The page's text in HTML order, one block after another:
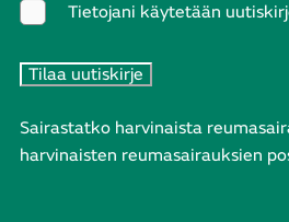
Tietojani käytetään
Sairastatko harvinaista
harvinaisten reumasairauksien